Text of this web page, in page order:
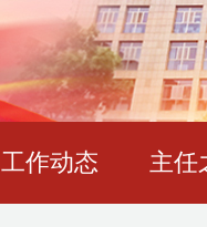
工作动态 主任